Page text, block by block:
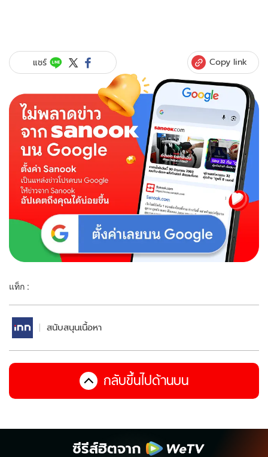
แชร์ Copy link
แท็ก :
สนับสนุนเนื้อหา
กลับขึ้นไปด้านบน
ซีรีส์ฮิตจาก